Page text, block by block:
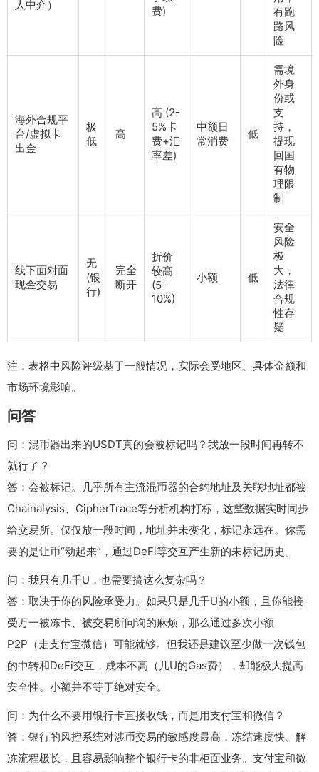
人中介）
费)
有跑
路风
险
海外合规平
台/虚拟卡
出金
极
低
高
高 (2-
5%卡
费+汇
率差)
中额日
常消费
低
需境
外身
份或
支
持，
提现
回国
有物
理限
制
线下面对面
现金交易
无
(银
行)
完全
断开
折价
较高
(5-
10%)
小额 低
安全
风险
极
大，
法律
合规
性存
疑
注：表格中风险评级基于一般情况，实际会受地区、具体金额和
市场环境影响。
问答
问：混币器出来的USDT真的会被标记吗？我放一段时间再转不
就行了？
答：会被标记。几乎所有主流混币器的合约地址及关联地址都被
Chainalysis、CipherTrace等分析机构打标，这些数据实时同步
给交易所。仅仅放一段时间，地址并未变化，标记永远在。你需
要的是让币“动起来”，通过DeFi等交互产生新的未标记历史。
问：我只有几千U，也需要搞这么复杂吗？
答：取决于你的风险承受力。如果只是几千U的小额，且你能接
受万一被冻卡、被交易所问询的麻烦，那么通过多次小额
P2P（走支付宝微信）可能就够。但我还是建议至少做一次钱包
的中转和DeFi交互，成本不高（几U的Gas费），却能极大提高
安全性。小额并不等于绝对安全。
问：为什么不要用银行卡直接收钱，而是用支付宝和微信？
答：银行的风控系统对涉币交易的敏感度最高，冻结速度快、解
冻流程极长，且容易影响整个银行卡的非柜面业务。支付宝和微